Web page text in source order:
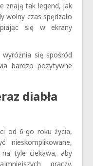
znają tak legend, jak
wolny czas spędzało
się w ekrany
się spośród
bardzo pozytywne
diabła
od 6-go roku życia,
tyle ciekawa, aby
graczy.